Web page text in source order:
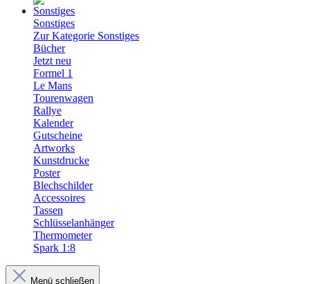
Sonstiges
Zur Kategorie Sonstiges
Bücher
Jetzt neu
Formel 1
Le Mans
Tourenwagen
Rallye
Kalender
Gutscheine
Artworks
Kunstdrucke
Poster
Blechschilder
Accessoires
Tassen
Schlüsselanhänger
Thermometer
Spark 1:8
Menü schließen